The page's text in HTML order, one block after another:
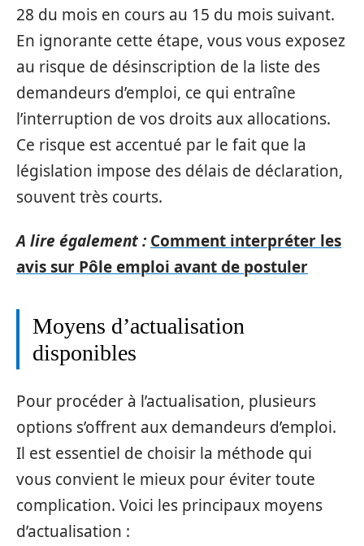
28 du mois en cours au 15 du mois suivant.
En ignorante cette étape, vous vous exposez
au risque de désinscription de la liste des
demandeurs d’emploi, ce qui entraîne
l’interruption de vos droits aux allocations.
Ce risque est accentué par le fait que la
législation impose des délais de déclaration,
souvent très courts.
A lire également : Comment interpréter les
avis sur Pôle emploi avant de postuler
Moyens d’actualisation
disponibles
Pour procéder à l’actualisation, plusieurs
options s’offrent aux demandeurs d’emploi.
Il est essentiel de choisir la méthode qui
vous convient le mieux pour éviter toute
complication. Voici les principaux moyens
d’actualisation :